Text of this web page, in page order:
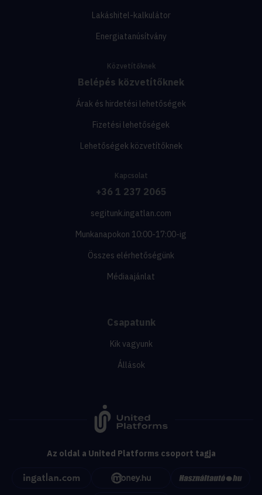
Lakáshitel-kalkulátor
Energiatanúsítvány
Közvetítőknek
Belépés közvetítőknek
Árak és hirdetési lehetőségek
Fizetési lehetőségek
Lehetőségek közvetítőknek
Kapcsolat
+36 1 237 2065
segitunk.ingatlan.com
Munkanapokon 10:00-17:00-ig
Összes elérhetőségünk
Médiaajánlat
Csapatunk
Kik vagyunk
Állások
Az oldal a United Platforms csoport tagja